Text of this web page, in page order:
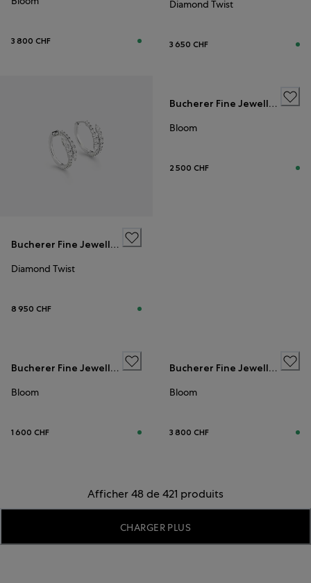
3 800 CHF
Diamond Twist
3 650 CHF
Bucherer Fine Jewellery
Diamond Twist
8 950 CHF
Bucherer Fine Jewellery
Bloom
2 500 CHF
Bucherer Fine Jewellery
Bloom
1 600 CHF
Bucherer Fine Jewellery
Bloom
3 800 CHF
Afficher 48 de 421 produits
CHARGER PLUS